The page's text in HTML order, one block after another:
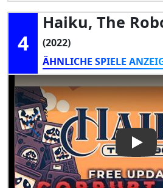
4
Haiku, The
(2022)
ÄHNLICHE SPIELE
Play